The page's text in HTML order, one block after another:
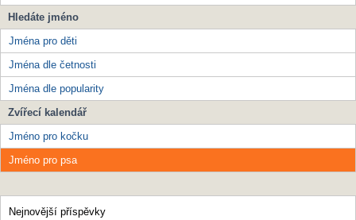
Hledáte jméno
Jména pro děti
Jména dle četnosti
Jména dle popularity
Zvířecí kalendář
Jméno pro kočku
Jméno pro psa
Nejnovější příspěvky